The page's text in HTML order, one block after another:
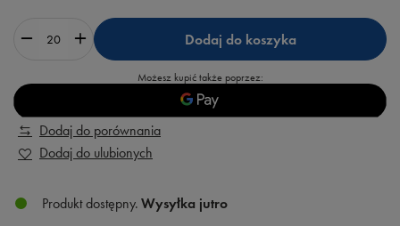
Dodaj do koszyka
Możesz kupić także poprzez:
Dodaj do porównania
Dodaj do ulubionych
Produkt dostępny Wysyłka jutro